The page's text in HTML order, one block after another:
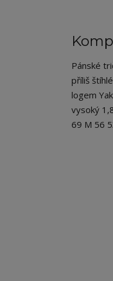
Pánské
příliš
logem
vysoký
69 M 56